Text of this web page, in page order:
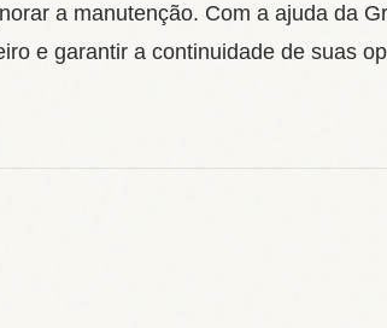
a manutenção. Com a ajuda da
e garantir a continuidade de suas